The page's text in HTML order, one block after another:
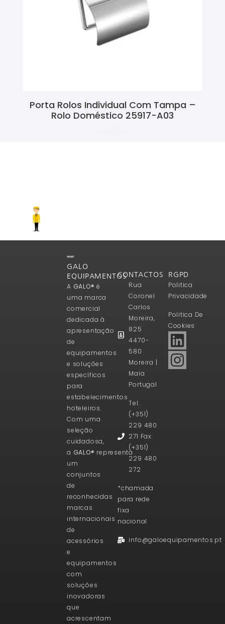
Porta Rolos Individual Com Tampa –
Rolo Doméstico 25917-A03
GALO
EQUIPAMENTOS
A GALO® é
uma marca
comercial
dedicada à
apresentação
de
equipamentos
e soluções
específicos
para
estabelecimentos
hoteleiros.
Com uma
seleção
cuidadosa,
a GALO® representa
um
conjuntos
de
reconhecidas
marcas
internacionais
de
acessórios
e
equipamentos
com
soluções
inovadoras
que
acrescentam
CONTACTOS
Rua
Coronel
Carlos
Moreira,
825
4470-
580
Moreira |
Maia
Portugal
Tel.
(+351)
229 480
271 Fax.
(+351)
229 480
272
*chamada
para rede
fixa
nacional
info@galoequipamentos.pt
RGPD
Politica
Privacidade
Politica De
Cookies